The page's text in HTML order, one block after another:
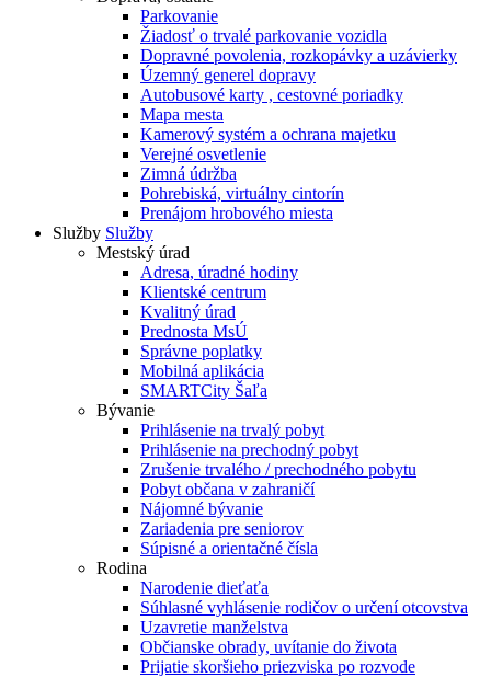
Parkovanie
Žiadosť o trvalé parkovanie vozidla
Dopravné povolenia, rozkopávky a uzávierky
Územný generel dopravy
Autobusové karty , cestovné poriadky
Mapa mesta
Kamerový systém a ochrana majetku
Verejné osvetlenie
Zimná údržba
Pohrebiská, virtuálny cintorín
Prenájom hrobového miesta
Služby Služby
Mestský úrad
Adresa, úradné hodiny
Klientské centrum
Kvalitný úrad
Prednosta MsÚ
Správne poplatky
Mobilná aplikácia
SMARTCity Šaľa
Bývanie
Prihlásenie na trvalý pobyt
Prihlásenie na prechodný pobyt
Zrušenie trvalého / prechodného pobytu
Pobyt občana v zahraničí
Nájomné bývanie
Zariadenia pre seniorov
Súpisné a orientačné čísla
Rodina
Narodenie dieťaťa
Súhlasné vyhlásenie rodičov o určení otcovstva
Uzavretie manželstva
Občianske obrady, uvítanie do života
Prijatie skoršieho priezviska po rozvode